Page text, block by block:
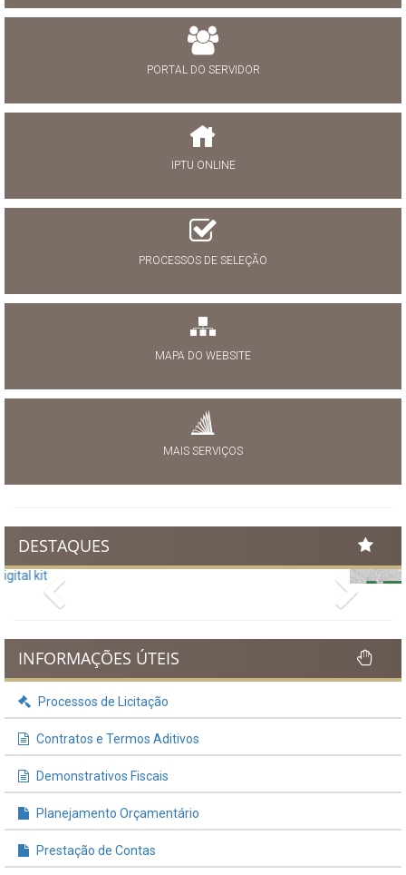
PORTAL DO SERVIDOR
IPTU ONLINE
PROCESSOS DE SELEÇÃO
MAPA DO WEBSITE
MAIS SERVIÇOS
DESTAQUES
Previous